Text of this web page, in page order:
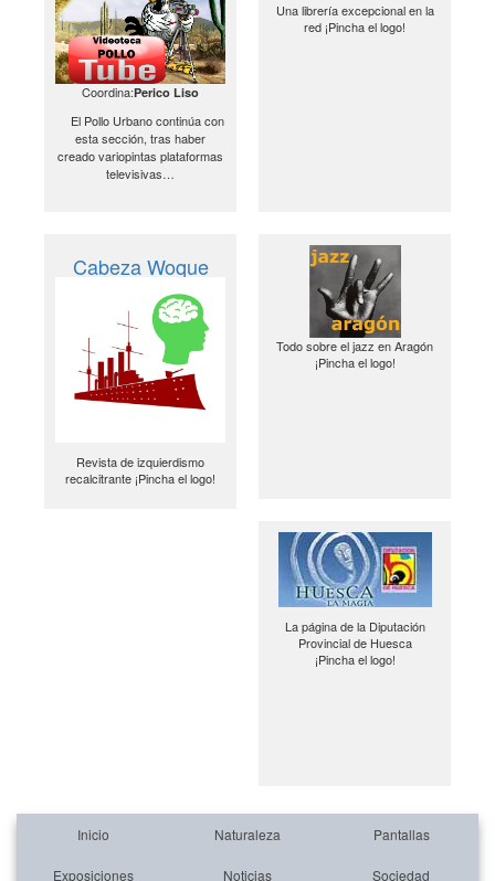
Coordina:Perico Liso
El Pollo Urbano continúa con
esta sección, tras haber
creado variopintas plataformas
televisivas…
Una librería excepcional en la
red ¡Pincha el logo!
Cabeza Woque
Revista de izquierdismo
recalcitrante ¡Pincha el logo!
Todo sobre el jazz en Aragón
¡Pincha el logo!
La página de la Diputación
Provincial de Huesca
¡Pincha el logo!
Inicio Naturaleza Pantallas
Exposiciones Noticias Sociedad